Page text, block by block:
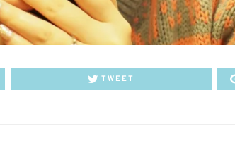
TWEET